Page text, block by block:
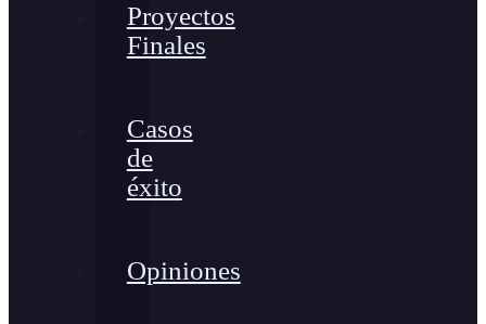
Proyectos
Finales
Casos
de
éxito
Opiniones